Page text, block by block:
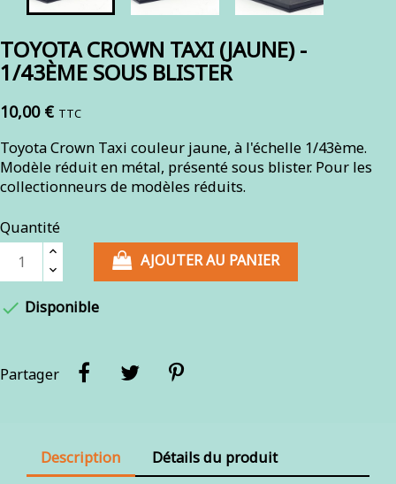
TOYOTA CROWN TAXI (JAUNE) -
1/43ÈME SOUS BLISTER
10,00 € TTC
Toyota Crown Taxi couleur jaune, à l'échelle 1/43ème.
Modèle réduit en métal, présenté sous blister. Pour les
collectionneurs de modèles réduits.
Quantité
AJOUTER AU PANIER
 Disponible
Partager
Description Détails du produit